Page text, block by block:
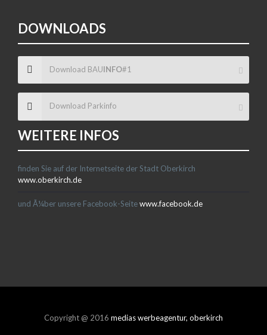
DOWNLOADS
Download BAUINFO#1
Download Parkinfo
WEITERE INFOS
finden Sie auf der Internetseite der Stadt Oberkirch
www.oberkirch.de
und Ã¼ber unsere Facebook-Seitewww.facebook.de
Copyright @ 2016 medias werbeagentur, oberkirch